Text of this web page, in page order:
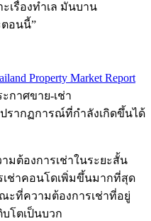
เรื่องทำเล มันบาน
ตอนนี้”
Property Market Report
กาศขาย-เช่า
รากฏการณ์ที่กำลังเกิดขึ้นได้
มต้องการเช่าในระยะสั้น
เช่าคอนโดเพิ่มขึ้นมากที่สุด
ะที่ความต้องการเช่าที่อยู่
โตเป็นบวก